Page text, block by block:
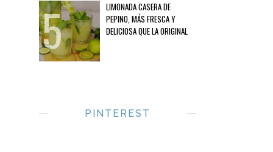
LIMONADA CASERA DE
PEPINO, MÁS FRESCA Y
DELICIOSA QUE LA ORIGINAL
PINTEREST